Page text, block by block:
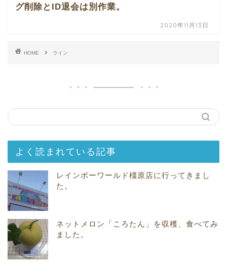
グ削除とID退会は別作業。
2020年11月13日
HOME ライン
よく読まれている記事
レインボーワールド橿原店に行ってきまし
た。
ネットメロン「ころたん」を収穫、食べてみ
ました。